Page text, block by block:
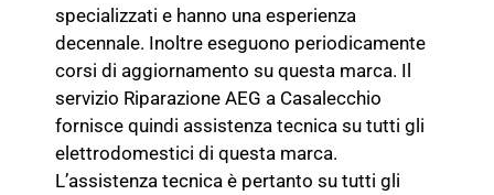
specializzati e hanno una esperienza
decennale. Inoltre eseguono periodicamente
corsi di aggiornamento su questa marca. Il
servizio Riparazione AEG a Casalecchio
fornisce quindi assistenza tecnica su tutti gli
elettrodomestici di questa marca.
L’assistenza tecnica è pertanto su tutti gli